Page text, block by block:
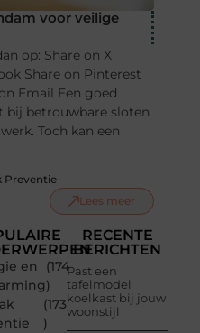
voor veilige
op: Share on X
Share on Pinterest
Email Een goed
bij betrouwbare sloten
Toch kan een
Preventie
Lees meer
en
(174
)
(173
)
RECENTE
BERICHTEN
Past een
tafelmodel
koelkast bij jouw
woonstijl